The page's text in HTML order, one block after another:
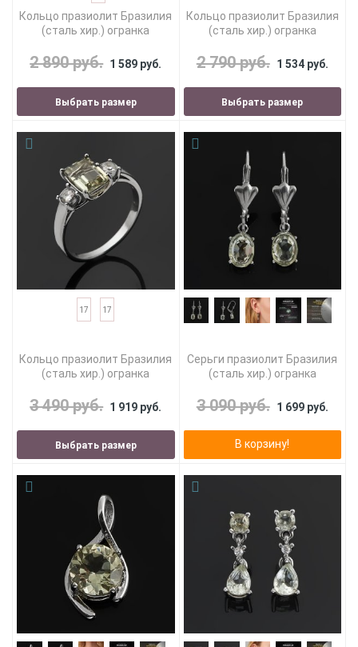
Кольцо празиолит Бразилия
(сталь хир.) огранка
2 890 руб. 1 589 руб.
Выбрать размер
Кольцо празиолит Бразилия
(сталь хир.) огранка
2 790 руб. 1 534 руб.
Выбрать размер
17 17
Кольцо празиолит Бразилия
(сталь хир.) огранка
3 490 руб. 1 919 руб.
Выбрать размер
Серьги празиолит Бразилия
(сталь хир.) огранка
3 090 руб. 1 699 руб.
В корзину!